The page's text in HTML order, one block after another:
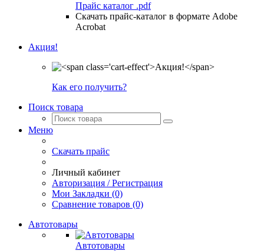
Прайс каталог .pdf
Скачать прайс-каталог в формате Adobe
Acrobat
Акция!
Как его получить?
Поиск товара
Меню
Скачать прайс
Личный кабинет
Авторизация / Регистрация
Мои Закладки (0)
Сравнение товаров (0)
Автотовары
Автотовары